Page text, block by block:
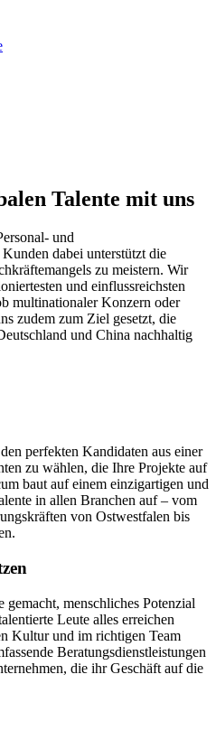
Talente mit uns
und
dabei unterstützt die
zu meistern. Wir
und einflussreichsten
multinationaler Konzern oder
zudem zum Ziel gesetzt, die
und China nachhaltig
perfekten Kandidaten aus einer
zu wählen, die Ihre Projekte auf
baut auf einem einzigartigen und
in allen Branchen auf – vom
von Ostwestfalen bis
menschliches Potenzial
Leute alles erreichen
Kultur und im richtigen Team
Beratungsdienstleistungen
die ihr Geschäft auf die